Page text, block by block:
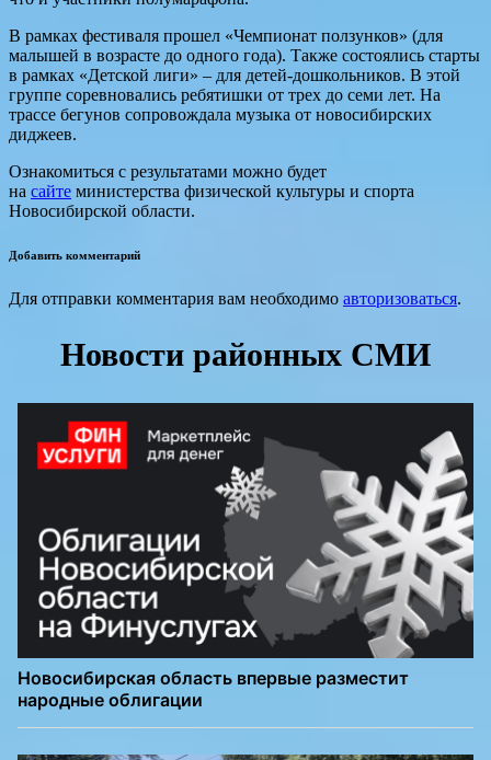
В рамках фестиваля прошел «Чемпионат ползунков» (для
малышей в возрасте до одного года). Также состоялись старты
в рамках «Детской лиги» – для детей-дошкольников. В этой
группе соревновались ребятишки от трех до семи лет. На
трассе бегунов сопровождала музыка от новосибирских
диджеев.
Ознакомиться с результатами можно будет
на сайте министерства физической культуры и спорта
Новосибирской области.
Добавить комментарий
Для отправки комментария вам необходимо авторизоваться.